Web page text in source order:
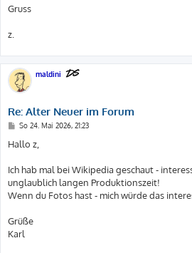
Gruss
z.
maldini
Re: Alter Neuer im Forum
B
i
t
a
g
So 24. Mai 2026, 21:23
Hallo z,
Ich hab mal bei Wikipedia geschaut -
unglaublich langen Produktionszeit!
Wenn du Fotos hast - mich würde das
Grüße
Karl